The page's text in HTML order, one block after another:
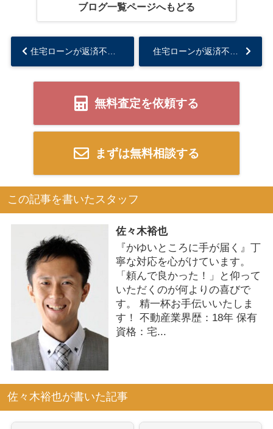
ブログ一覧ページへもどる
無料査定を依頼する
まずは無料相談する
この記事を書いたスタッフ
佐々木裕也
『かゆいところに手が届く』丁
寧な対応を心がけています。
「頼んで良かった！」と仰って
いただくのが何よりの喜びで
す。 精一杯お手伝いいたしま
す！ 不動産業界歴：18年 保有
資格：宅...
佐々木裕也が書いた記事